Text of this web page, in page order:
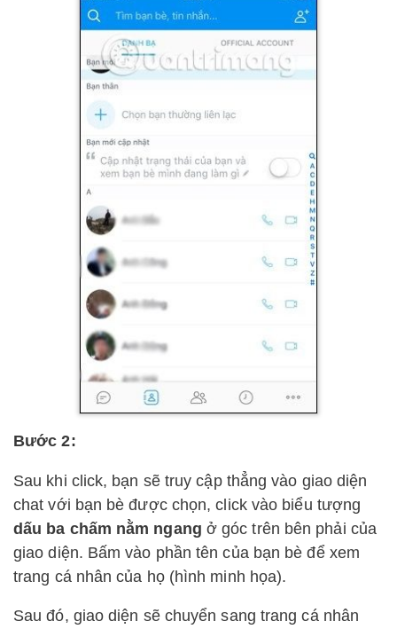
Bước 2:
Sau khi click, bạn sẽ truy cập thẳng vào giao diện
chat với bạn bè được chọn, click vào biểu tượng
dấu ba chấm nằm ngang ở góc trên bên phải của
giao diện. Bấm vào phần tên của bạn bè để xem
trang cá nhân của họ (hình minh họa).
Sau đó, giao diện sẽ chuyển sang trang cá nhân